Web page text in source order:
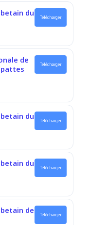
du
Télécharger
de
Télécharger
du
Télécharger
du
Télécharger
de
Télécharger